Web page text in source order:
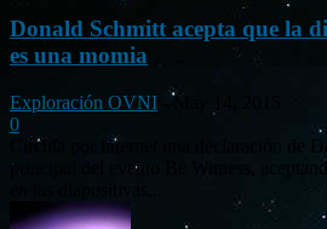
Donald Schmitt acepta que la
es una momia
Exploración OVNI - May 14, 2015
0
Circula por internet una declaración de
principal del evento Be Witness,